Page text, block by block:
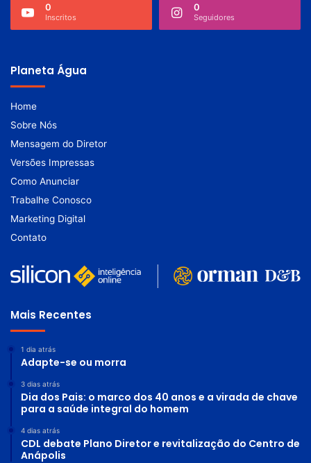
0
Inscritos
0
Seguidores
Planeta Água
Home
Sobre Nós
Mensagem do Diretor
Versões Impressas
Como Anunciar
Trabalhe Conosco
Marketing Digital
Contato
Mais Recentes
1 dia atrás
Adapte-se ou morra
3 dias atrás
Dia dos Pais: o marco dos 40 anos e a virada de chave
para a saúde integral do homem
4 dias atrás
CDL debate Plano Diretor e revitalização do Centro de
Anápolis